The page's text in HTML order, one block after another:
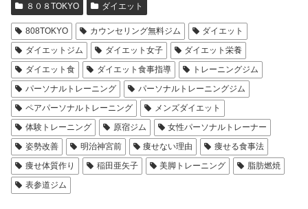
８０８TOKYO ダイエット
808TOKYO カウンセリング無料ジム
ダイエット
ダイエットジム
ダイエット女子
ダイエット栄養
ダイエット食
ダイエット食事指導
トレーニングジム
パーソナルトレーニング
パーソナルトレーニングジム
ペアパーソナルトレーニング
メンズダイエット
体験トレーニング
原宿ジム
女性パーソナルトレーナー
姿勢改善
明治神宮前 痩せない理由
痩せる食事法
痩せ体質作り
稲田亜矢子 美脚トレーニング
脂肪燃焼
表参道ジム